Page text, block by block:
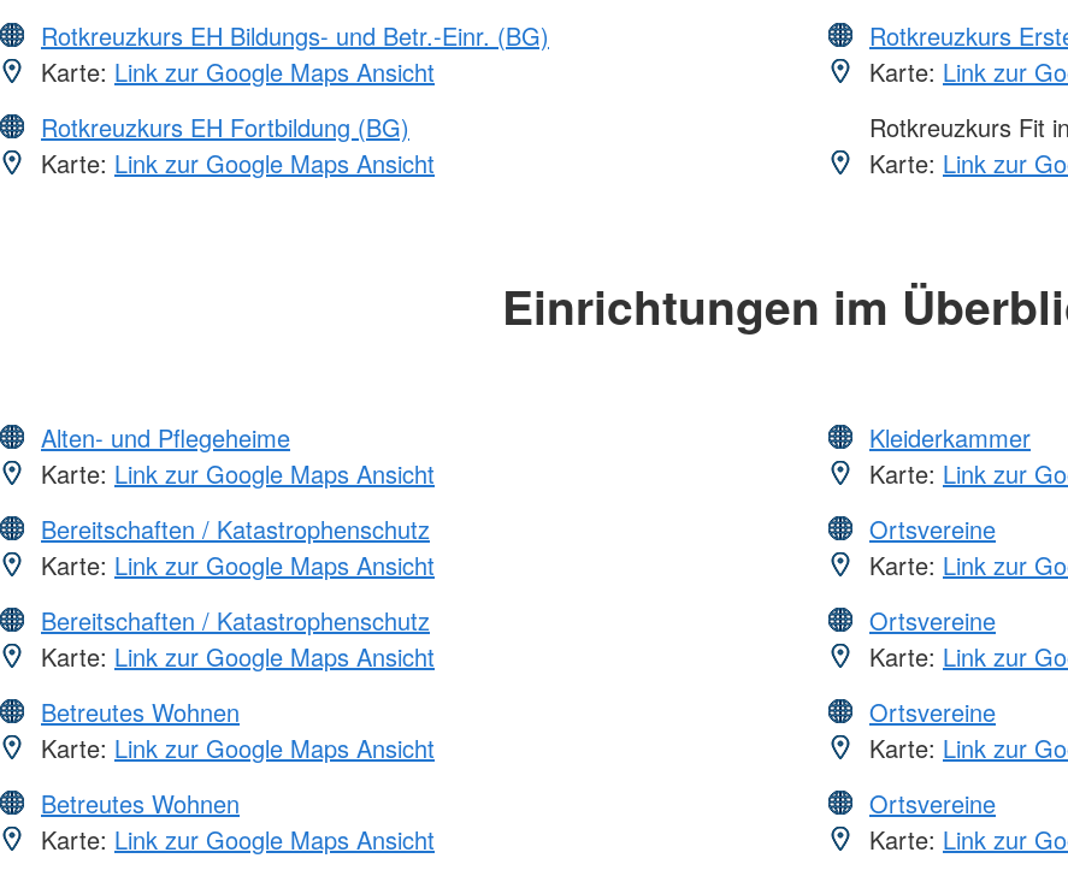
Rotkreuzkurs EH Bildungs- und Betr.-Einr. (BG)
Karte: Link zur Google Maps Ansicht
Rotkreuzkurs EH Fortbildung (BG)
Karte: Link zur Google Maps Ansicht
Rotkreuzkurs
Karte: Link zur
Rotkreuzkurs Fit
Karte: Link zur
Einrichtungen im
Alten- und Pflegeheime
Karte: Link zur Google Maps Ansicht
Bereitschaften / Katastrophenschutz
Karte: Link zur Google Maps Ansicht
Bereitschaften / Katastrophenschutz
Karte: Link zur Google Maps Ansicht
Betreutes Wohnen
Karte: Link zur Google Maps Ansicht
Betreutes Wohnen
Karte: Link zur Google Maps Ansicht
Kleiderkammer
Karte: Link zur
Ortsvereine
Karte: Link zur
Ortsvereine
Karte: Link zur
Ortsvereine
Karte: Link zur
Ortsvereine
Karte: Link zur